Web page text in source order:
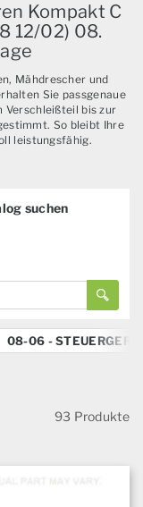
Kompakt C
12/02) 08.
Mähdrescher und
Sie passgenaue
Verschleißteil bis zur
So bleibt Ihre
leistungsfähig.
suchen
08-06 -
93 Produkte